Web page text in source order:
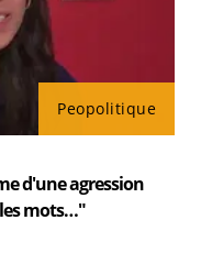
Peopolitique
d'une agression
mots…"